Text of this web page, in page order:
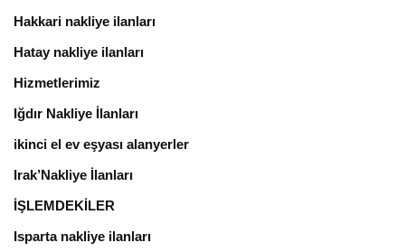
Hakkari nakliye ilanları
Hatay nakliye ilanları
Hizmetlerimiz
Iğdır Nakliye İlanları
ikinci el ev eşyası alanyerler
Irak’Nakliye İlanları
İŞLEMDEKİLER
Isparta nakliye ilanları